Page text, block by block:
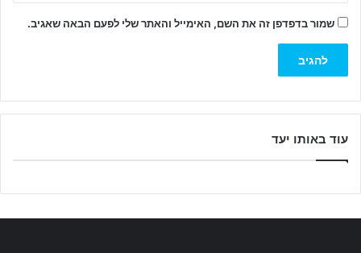
שמור בדפדפן זה את השם, האימייל והאתר שלי לפעם הבאה שאגיב.
עוד באותו יעד